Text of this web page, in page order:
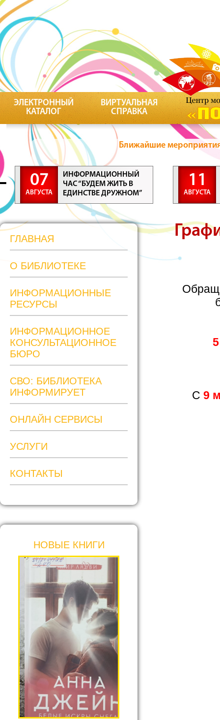
ЭЛЕКТРОННЫЙ
КАТАЛОГ
ВИРТУАЛЬНАЯ
СПРАВКА
Ближайшие
07
АВГУСТА
ИНФОРМАЦИОННЫЙ
ЧАС “БУДЕМ ЖИТЬ В
ЕДИНСТВЕ ДРУЖНОМ”
11
АВГУСТА
ГЛАВНАЯ
О БИБЛИОТЕКЕ
ИНФОРМАЦИОННЫЕ
РЕСУРСЫ
ИНФОРМАЦИОННОЕ
КОНСУЛЬТАЦИОННОЕ
БЮРО
СВО: БИБЛИОТЕКА
ИНФОРМИРУЕТ
ОНЛАЙН СЕРВИСЫ
УСЛУГИ
КОНТАКТЫ
НОВЫЕ КНИГИ
С 9